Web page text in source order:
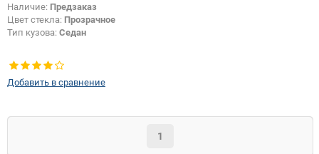
Наличие: Предзаказ
Цвет стекла: Прозрачное
Тип кузова: Седан
Добавить в сравнение
1